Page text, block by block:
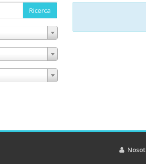
Ricerca